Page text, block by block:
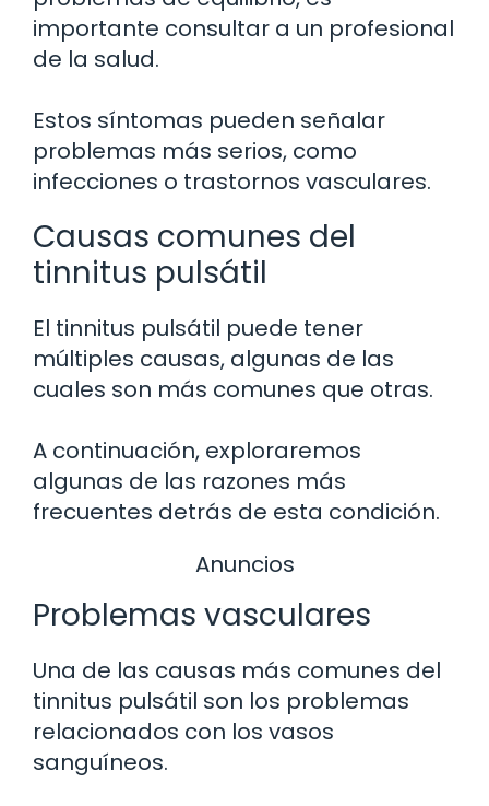
importante consultar a un profesional
de la salud.
Estos síntomas pueden señalar
problemas más serios, como
infecciones o trastornos vasculares.
Causas comunes del
tinnitus pulsátil
El tinnitus pulsátil puede tener
múltiples causas, algunas de las
cuales son más comunes que otras.
A continuación, exploraremos
algunas de las razones más
frecuentes detrás de esta condición.
Anuncios
Problemas vasculares
Una de las causas más comunes del
tinnitus pulsátil son los problemas
relacionados con los vasos
sanguíneos.